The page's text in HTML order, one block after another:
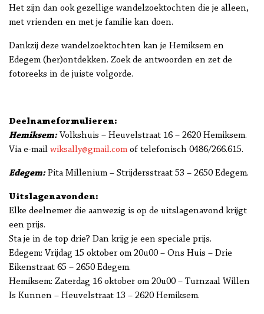
Het zijn dan ook gezellige wandelzoektochten die je alleen,
met vrienden en met je familie kan doen.
Dankzij deze wandelzoektochten kan je Hemiksem en
Edegem (her)ontdekken. Zoek de antwoorden en zet de
fotoreeks in de juiste volgorde.
Deelnameformulieren:
Hemiksem: Volkshuis – Heuvelstraat 16 – 2620 Hemiksem.
Via e-mail wiksally@gmail.com of telefonisch 0486/266.615.
Edegem: Pita Millenium – Strijdersstraat 53 – 2650 Edegem.
Uitslagenavonden:
Elke deelnemer die aanwezig is op de uitslagenavond krijgt
een prijs.
Sta je in de top drie? Dan krijg je een speciale prijs.
Edegem: Vrijdag 15 oktober om 20u00 – Ons Huis – Drie
Eikenstraat 65 – 2650 Edegem.
Hemiksem: Zaterdag 16 oktober om 20u00 – Turnzaal Willen
Is Kunnen – Heuvelstraat 13 – 2620 Hemiksem.